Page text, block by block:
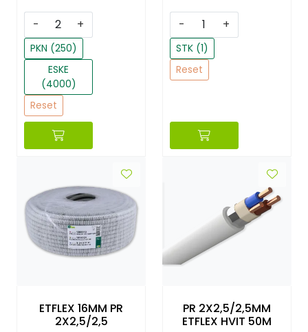
- +
PKN (250)
ESKE
(4000)
Reset
- +
STK (1)
Reset
ETFLEX 16MM PR
2X2,5/2,5
PR 2X2,5/2,5MM
ETFLEX HVIT 50M